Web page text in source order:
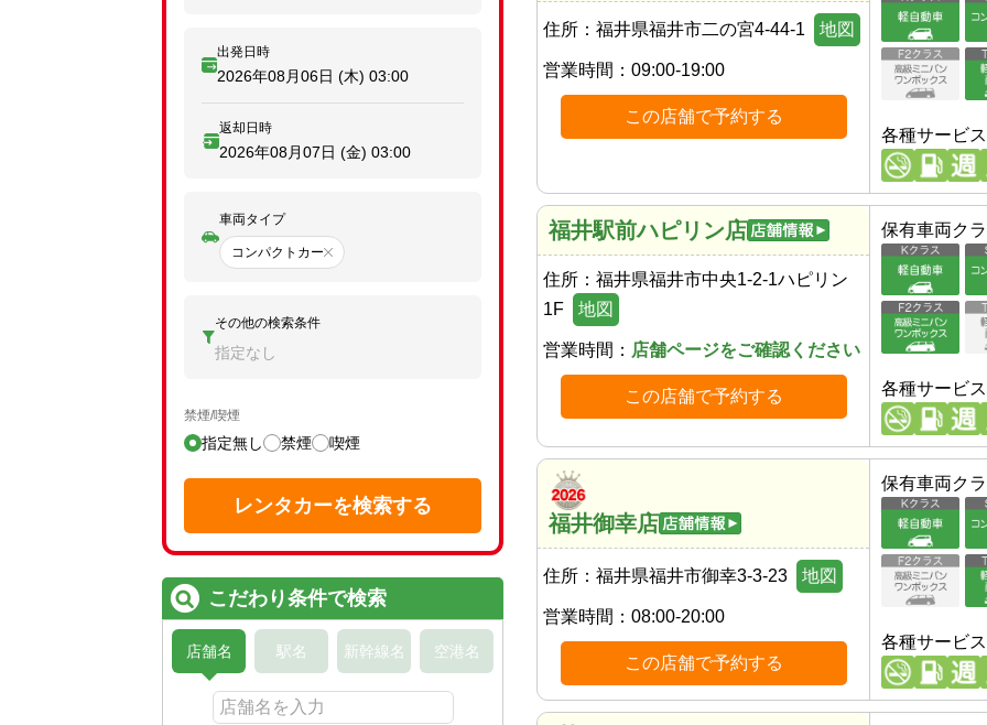
住所： 福井県福井市二の宮4-44-1 地図
営業時間： 09:00-19:00
この店舗で予約する
各種サービス
福井駅前ハピリン店
住所： 福井県福井市中央1-2-1ハピリン
1F
地図
営業時間： 店舗ページをご確認ください
この店舗で予約する
保有車両ク
各種サービス
福井御幸店
住所： 福井県福井市御幸3-3-23 地図
営業時間： 08:00-20:00
この店舗で予約する
保有車両ク
各種サービス
出発日時
2026年08月06日 (木) 03:00
返却日時
2026年08月07日 (金) 03:00
車両タイプ
コンパクトカー
その他の検索条件
指定なし
禁煙/喫煙
指定無し 禁煙 喫煙
レンタカーを検索する
こだわり条件で検索
店舗名 駅名 新幹線名 空港名